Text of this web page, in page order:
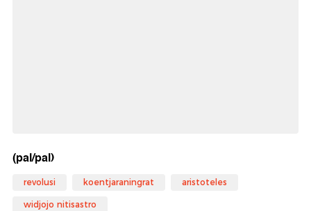
(pal/pal)
revolusi koentjaraningrat aristoteles
widjojo nitisastro